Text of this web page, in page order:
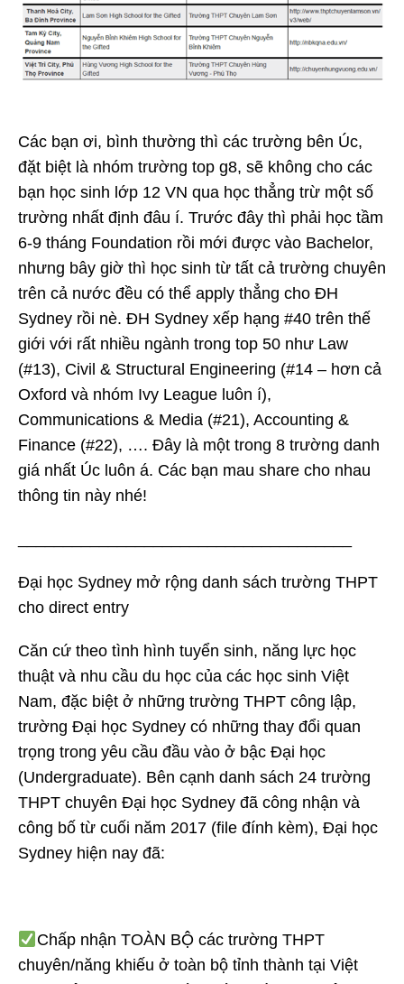
Các bạn ơi, bình thường thì các trường bên Úc,
đặt biệt là nhóm trường top g8, sẽ không cho các
bạn học sinh lớp 12 VN qua học thẳng trừ một số
trường nhất định đâu í. Trước đây thì phải học tầm
6-9 tháng Foundation rồi mới được vào Bachelor,
nhưng bây giờ thì học sinh từ tất cả trường chuyên
trên cả nước đều có thể apply thẳng cho ĐH
Sydney rồi nè. ĐH Sydney xếp hạng #40 trên thế
giới với rất nhiều ngành trong top 50 như Law
(#13), Civil & Structural Engineering (#14 – hơn cả
Oxford và nhóm Ivy League luôn í),
Communications & Media (#21), Accounting &
Finance (#22), …. Đây là một trong 8 trường danh
giá nhất Úc luôn á. Các bạn mau share cho nhau
thông tin này nhé!
Đại học Sydney mở rộng danh sách trường THPT
cho direct entry
Căn cứ theo tình hình tuyển sinh, năng lực học
thuật và nhu cầu du học của các học sinh Việt
Nam, đặc biệt ở những trường THPT công lập,
trường Đại học Sydney có những thay đổi quan
trọng trong yêu cầu đầu vào ở bậc Đại học
(Undergraduate). Bên cạnh danh sách 24 trường
THPT chuyên Đại học Sydney đã công nhận và
công bố từ cuối năm 2017 (file đính kèm), Đại học
Sydney hiện nay đã:
Chấp nhận TOÀN BỘ các trường THPT
chuyên/năng khiếu ở toàn bộ tỉnh thành tại Việt